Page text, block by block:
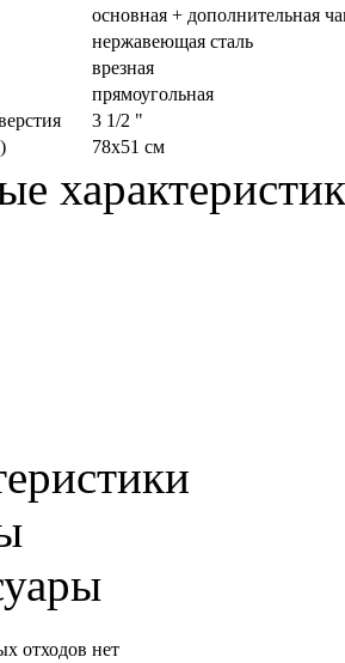
основная + дополнительная
нержавеющая сталь
врезная
прямоугольная
3 1/2 "
78х51 см
отходов нет